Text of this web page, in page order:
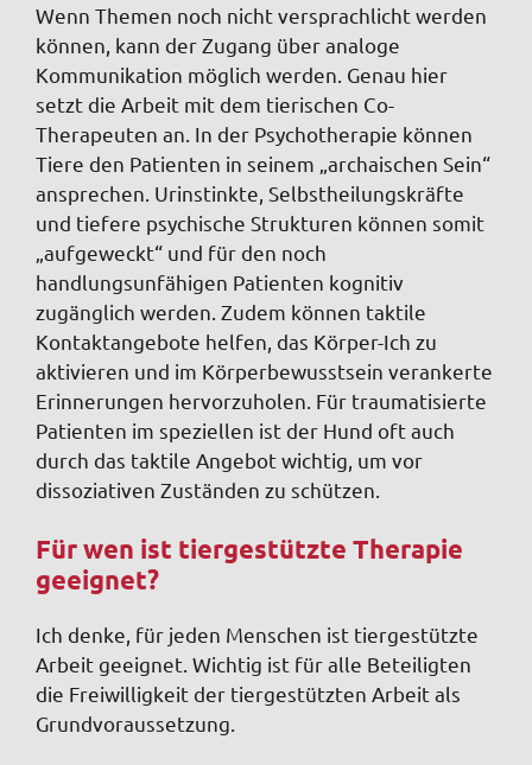
Wenn Themen noch nicht versprachlicht werden
können, kann der Zugang über analoge
Kommunikation möglich werden. Genau hier
setzt die Arbeit mit dem tierischen Co-
Therapeuten an. In der Psychotherapie können
Tiere den Patienten in seinem „archaischen Sein“
ansprechen. Urinstinkte, Selbstheilungskräfte
und tiefere psychische Strukturen können somit
„aufgeweckt“ und für den noch
handlungsunfähigen Patienten kognitiv
zugänglich werden. Zudem können taktile
Kontaktangebote helfen, das Körper-Ich zu
aktivieren und im Körperbewusstsein verankerte
Erinnerungen hervorzuholen. Für traumatisierte
Patienten im speziellen ist der Hund oft auch
durch das taktile Angebot wichtig, um vor
dissoziativen Zuständen zu schützen.
Für wen ist tiergestützte Therapie
geeignet?
Ich denke, für jeden Menschen ist tiergestützte
Arbeit geeignet. Wichtig ist für alle Beteiligten
die Freiwilligkeit der tiergestützten Arbeit als
Grundvoraussetzung.